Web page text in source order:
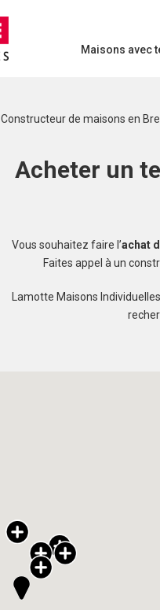
Maisons avec
Constructeur de maisons en
Acheter un
Vous souhaitez faire l’achat
Faites appel à un
Lamotte Maisons